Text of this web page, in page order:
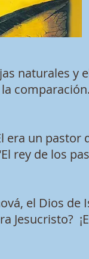
naturales y
comparación.
un pastor
rey de los
el Dios de
Jesucristo?